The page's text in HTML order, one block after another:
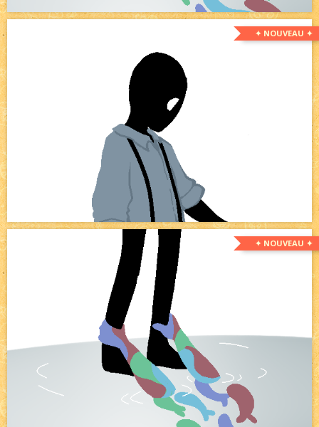
✦ NOUVEAU ✦
✦ NOUVEAU ✦